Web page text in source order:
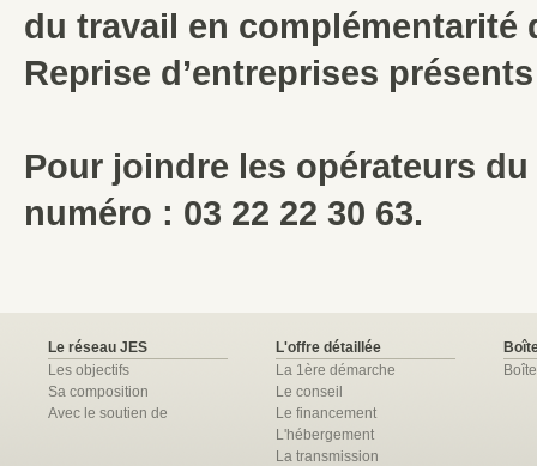
du travail en complémentarité
Reprise d’entreprises
Pour joindre les opérateurs
numéro : 03 22 22 30 63.
Le réseau JES
Les objectifs
Sa composition
Avec le soutien de
L'offre détaillée
La 1ère démarche
Le conseil
Le financement
L'hébergement
La transmission